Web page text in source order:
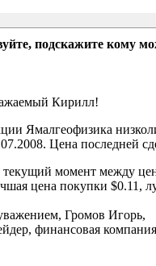
подскажите кому
Кирилл!
Ямалгеофизика
Цена последней
момент между
цена покупки $0.11,
Громов Игорь,
финансовая